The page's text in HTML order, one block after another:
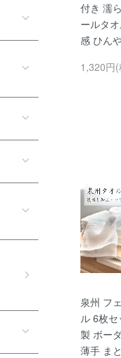
付き 濡
ールタ
感 ひん
1,320円
泉州 フ
ル 6枚
製 ボー
薄手 ま